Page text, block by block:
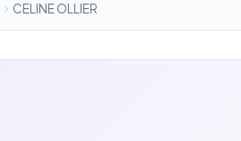
CELINE OLLIER